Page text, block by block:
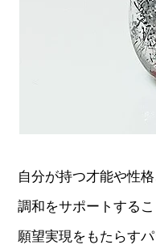
自分が持つ才能や性
調和をサポートする
願望実現をもたらす